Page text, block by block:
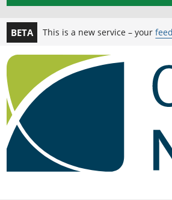
BETA This is a new service – your